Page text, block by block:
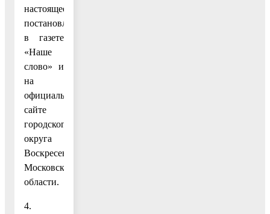
настоящее
постановление
в газете
«Наше
слово» и
на
официальном
сайте
городского
округа
Воскресенск
Московской
области.
4.